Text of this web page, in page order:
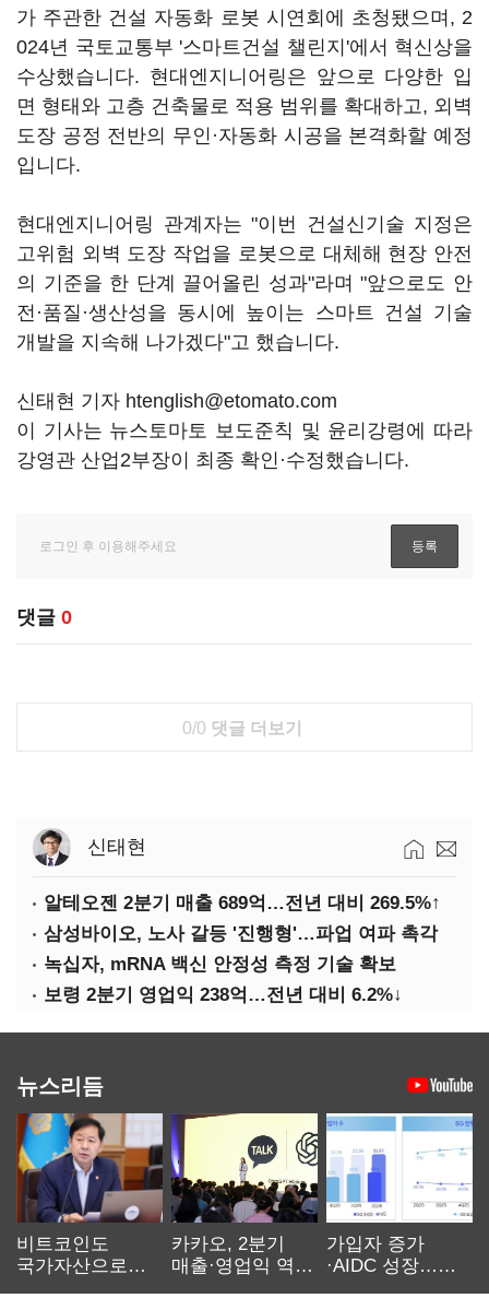
가 주관한 건설 자동화 로봇 시연회에 초청됐으며, 2
024년 국토교통부 '스마트건설 챌린지'에서 혁신상을
수상했습니다. 현대엔지니어링은 앞으로 다양한 입
면 형태와 고층 건축물로 적용 범위를 확대하고, 외벽
도장 공정 전반의 무인·자동화 시공을 본격화할 예정
입니다.
현대엔지니어링 관계자는 "이번 건설신기술 지정은
고위험 외벽 도장 작업을 로봇으로 대체해 현장 안전
의 기준을 한 단계 끌어올린 성과"라며 "앞으로도 안
전·품질·생산성을 동시에 높이는 스마트 건설 기술
개발을 지속해 나가겠다"고 했습니다.
신태현 기자 htenglish@etomato.com
이 기사는 뉴스토마토 보도준칙 및 윤리강령에 따라
강영관 산업2부장이 최종 확인·수정했습니다.
댓글 0
0/0 댓글 더보기
신태현
알테오젠 2분기 매출 689억…전년 대비 269.5%↑
삼성바이오, 노사 갈등 '진행형'…파업 여파 촉각
녹십자, mRNA 백신 안정성 측정 기술 확보
보령 2분기 영업익 238억…전년 대비 6.2%↓
뉴스리듬
비트코인도
국가자산으로…'
카카오, 2분기
매출·영업익 역대
가입자 증가
·AIDC 성장…